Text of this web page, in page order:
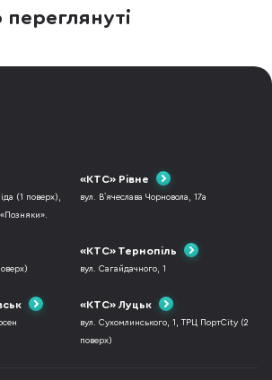
які не
(1 поверх),
«КТС» Рівне
вул. В`ячеслава Чорновола, 17а
«КТС» Тернопіль
вул. Сагайдачного, 1
«КТС» Луцьк
вул. Сухомлинського, 1, ТРЦ ПортCity (2
поверх)